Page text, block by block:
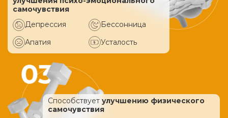
самочувствия
Депрессия
Бессонница
Апатия
Усталость
Способствует улучшению физического
самочувствия